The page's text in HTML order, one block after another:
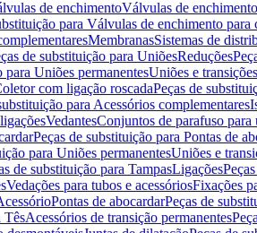
de enchimentoVálvulas de
para Válvulas de enchimento para
MembranasSistemas de
de substituição para UniõesReduções
para Uniões permanentesUniões e
com ligação roscadaPeças de
para Acessórios complementares
VedantesConjuntos de parafuso para
Peças de substituição para Pontas de
para Uniões permanentesUniões e
de substituição para TampasLigações
Vedações para tubos e acessóriosFixações
Pontas de abocardarPeças de
TêsAcessórios de transição permanentes